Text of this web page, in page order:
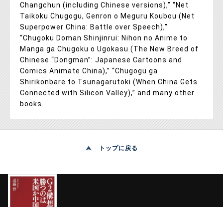
Changchun (including Chinese versions),” “Net
Taikoku Chugogu, Genron o Meguru Koubou (Net
Superpower China: Battle over Speech),”
“Chugoku Doman Shinjinrui: Nihon no Anime to
Manga ga Chugoku o Ugokasu (The New Breed of
Chinese “Dongman”: Japanese Cartoons and
Comics Animate China),” “Chugogu ga
Shirikonbare to Tsunagarutoki (When China Gets
Connected with Silicon Valley),” and many other
books.
トップに戻る